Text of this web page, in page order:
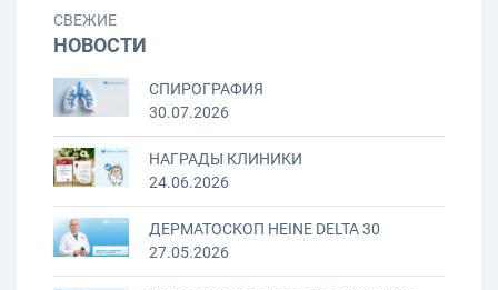
СВЕЖИЕ
НОВОСТИ
СПИРОГРАФИЯ
30.07.2026
НАГРАДЫ КЛИНИКИ
24.06.2026
ДЕРМАТОСКОП HEINE DELTA 30
27.05.2026